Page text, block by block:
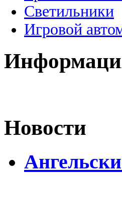
Светильники
Игровой
Новости